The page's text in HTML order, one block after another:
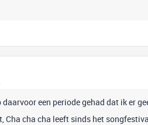
een periode gehad dat ik er
cha cha leeft sinds het